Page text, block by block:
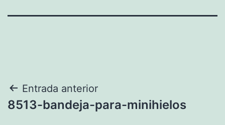
Navegación
de
Entrada anterior
8513-bandeja-para-minihielos